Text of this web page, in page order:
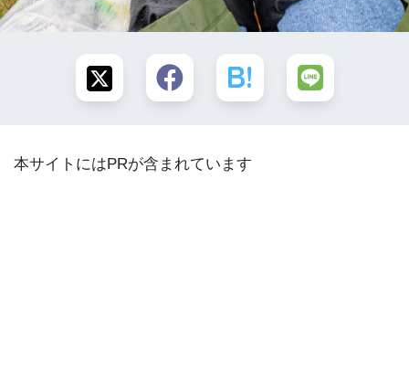
本サイトにはPRが含まれています